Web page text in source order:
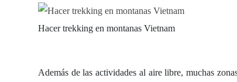
Hacer trekking en montanas Vietnam
Además de las actividades al aire libre, muchas